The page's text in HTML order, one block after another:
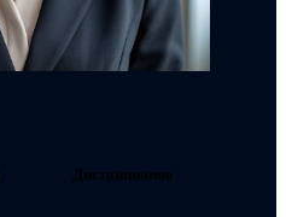
Дистанционно